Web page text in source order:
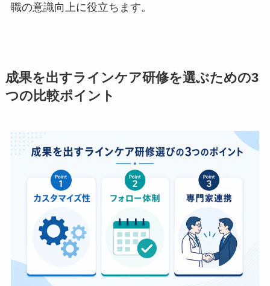
インケアを重視している姿勢を示すことも、管理
成果を出すラインケア研修を選ぶための